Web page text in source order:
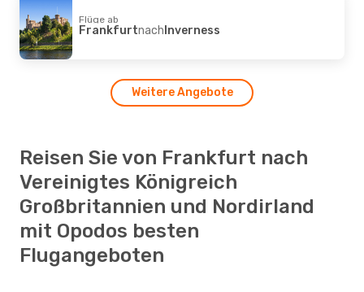
Flüge ab
FrankfurtnachInverness
Weitere Angebote
Reisen Sie von Frankfurt nach
Vereinigtes Königreich
Großbritannien und Nordirland
mit Opodos besten
Flugangeboten